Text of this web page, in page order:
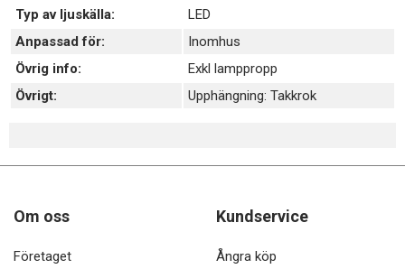
Typ av ljuskälla:
LED
Anpassad för:
Inomhus
Övrig info:
Exkl lamppropp
Övrigt:
Upphängning: Takkrok
Om oss
Företaget
Kundservice
Ångra köp